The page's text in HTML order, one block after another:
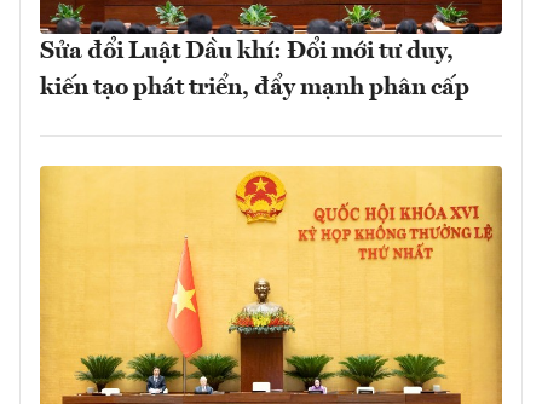
Sửa đổi Luật Dầu khí: Đổi mới tư duy,
kiến tạo phát triển, đẩy mạnh phân cấp